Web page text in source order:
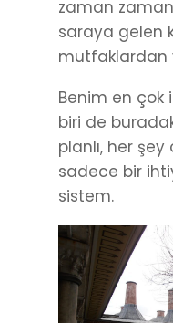
zaman
saraya gelen
mutfaklardan
Benim en çok
biri de
planlı, her
sadece bir
sistem.